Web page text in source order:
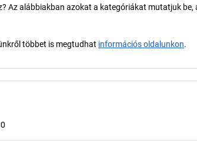
Az alábbiakban azokat a kategóriákat mutatjuk be,
többet is megtudhat információs oldalunkon.